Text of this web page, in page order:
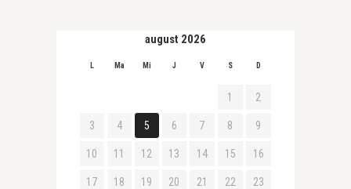
august 2026
L Ma Mi J V S D
1 2
3 4 5 6 7 8 9
10 11 12 13 14 15 16
17 18 19 20 21 22 23